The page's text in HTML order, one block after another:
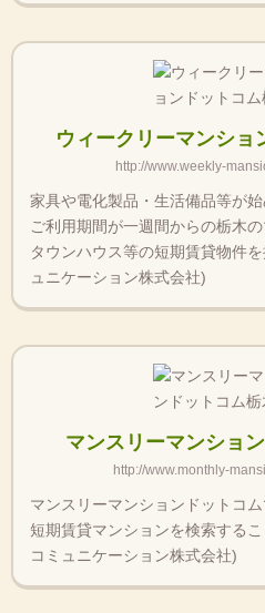
ウィークリーマンショ
http://www.weekly-
家具や電化製品・生活備品等が始
ご利用期間が一週間からの栃木
タウンハウス等の短期賃貸物件
ュニケーション株式会社)
マンスリーマンショ
http://www.monthly-
マンスリーマンションドットコ
短期賃貸マンションを検索する
コミュニケーション株式会社)